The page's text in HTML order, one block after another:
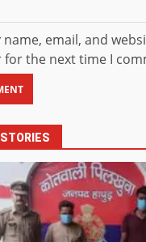
name, email, and
for the next time I